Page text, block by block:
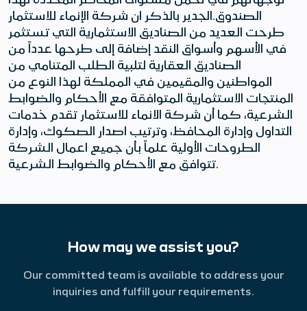
الصندوق.الجدير بالذكر ان شركة الإنماء للاستثمار
طرحت العديد من الصناديق الاستثمارية التي تستثمر
في الأسهم وأسواق النقد إضافة إلى طرحها عدداً من
الصناديق العقارية لتلبية الطلب المتنامي من
المواطنين والمقيمين في المملكة لهذا النوع من
المنتجات الاستثمارية المتوافقة مع الأحكام والضوابط
الشرعية، كما أن شركة الانماء للاستثمار تقدم خدمات
التداول وإدارة المحافظ، وترتيب اصدار الصكوك، وإدارة
الطروحات الأولية علماً بأن جميع اعمال الشركة
تتوافق مع الأحكام والضوابط الشرعية.
How may we assist you?
Our committed team is available to address your
inquiries and fulfill your requirements.